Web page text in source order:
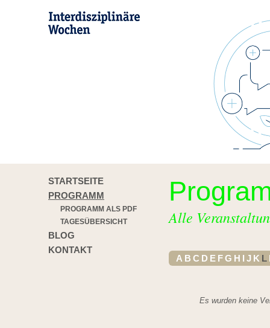
STARTSEITE
PROGRAMM
PROGRAMM ALS PDF
TAGESÜBERSICHT
BLOG
KONTAKT
Alle
A B C D E FG H I J K L
Es wurden keine